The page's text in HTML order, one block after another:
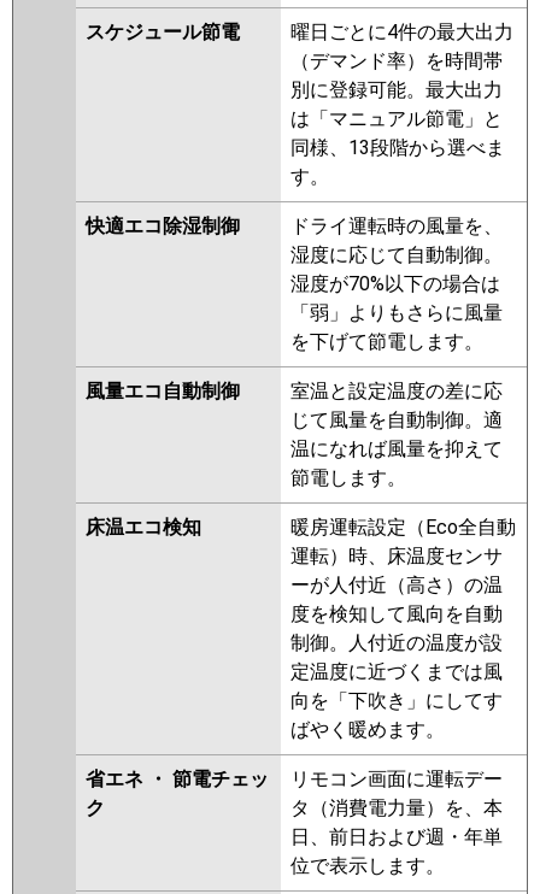
RCIS-GP80RHN2 RCIS-GP80RSH7
RCIS-GP80RHN1 RCIS-GP80RSH6
RCIS-GP80RSH5
RCIS-GP80RHN
RCIS-GP80RSH4 RCIS-AP80HN11
RCIS-GP80RSH3 RCIS-
GP80RSH2
三菱重工
FDTSV805HB5SA
FDTSV805H5SA FDTSV805H5S
PA-P80D7HNB PA-P80D7HB PA-
PA-P80D7HN PA-
PA-P80D6HNB PA-
P80D6HN PA-P80D6H
スケジュール節電
曜日ごとに4件の最大出力
（デマンド率）を時間帯
別に登録可能。最大出力
は「マニュアル節電」と
同様、13段階から選べま
す。
快適エコ除湿制御
ドライ運転時の風量を、
湿度に応じて自動制御。
湿度が70%以下の場合は
「弱」よりもさらに風量
を下げて節電します。
風量エコ自動制御
室温と設定温度の差に応
じて風量を自動制御。適
温になれば風量を抑えて
節電します。
床温エコ検知
暖房運転設定（Eco全自動
運転）時、床温度センサ
ーが人付近（高さ）の温
度を検知して風向を自動
制御。人付近の温度が設
定温度に近づくまでは風
向を「下吹き」にしてす
ばやく暖めます。
省エネ ・ 節電チェッ
ク
リモコン画面に運転デー
タ（消費電力量）を、本
日、前日および週・年単
位で表示します。